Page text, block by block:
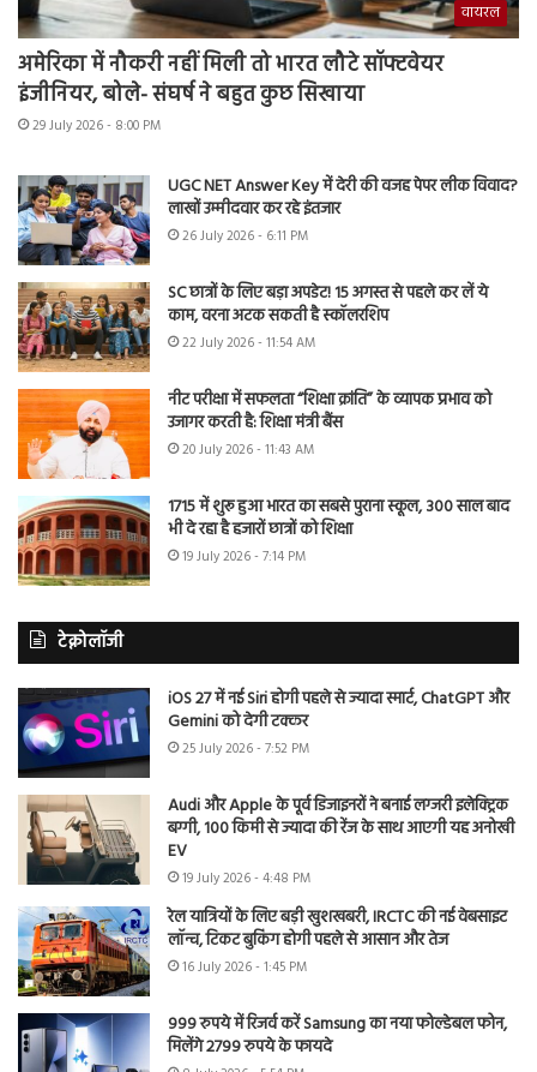
वायरल
अमेरिका में नौकरी नहीं मिली तो भारत लौटे सॉफ्टवेयर
इंजीनियर, बोले- संघर्ष ने बहुत कुछ सिखाया
29 July 2026 - 8:00 PM
UGC NET Answer Key में देरी की वजह पेपर लीक विवाद?
लाखों उम्मीदवार कर रहे इंतजार
26 July 2026 - 6:11 PM
SC छात्रों के लिए बड़ा अपडेट! 15 अगस्त से पहले कर लें ये
काम, वरना अटक सकती है स्कॉलरशिप
22 July 2026 - 11:54 AM
नीट परीक्षा में सफलता “शिक्षा क्रांति” के व्यापक प्रभाव को
उजागर करती है: शिक्षा मंत्री बैंस
20 July 2026 - 11:43 AM
1715 में शुरू हुआ भारत का सबसे पुराना स्कूल, 300 साल बाद
भी दे रहा है हजारों छात्रों को शिक्षा
19 July 2026 - 7:14 PM
टेक्नोलॉजी
iOS 27 में नई Siri होगी पहले से ज्यादा स्मार्ट, ChatGPT और
Gemini को देगी टक्कर
25 July 2026 - 7:52 PM
Audi और Apple के पूर्व डिजाइनरों ने बनाई लग्जरी इलेक्ट्रिक
बग्गी, 100 किमी से ज्यादा की रेंज के साथ आएगी यह अनोखी
EV
19 July 2026 - 4:48 PM
रेल यात्रियों के लिए बड़ी खुशखबरी, IRCTC की नई वेबसाइट
लॉन्च, टिकट बुकिंग होगी पहले से आसान और तेज
16 July 2026 - 1:45 PM
999 रुपये में रिजर्व करें Samsung का नया फोल्डेबल फोन,
मिलेंगे 2799 रुपये के फायदे